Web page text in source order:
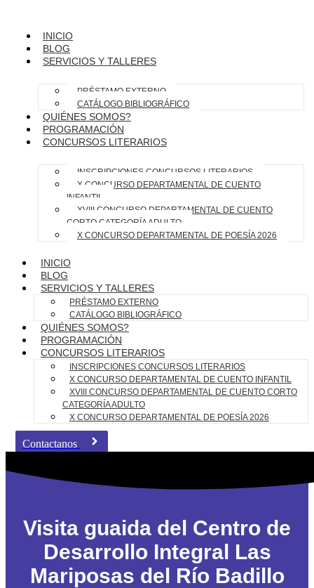
INICIO
BLOG
SERVICIOS Y TALLERES
PRÉSTAMO EXTERNO
CATÁLOGO BIBLIOGRÁFICO
QUIÉNES SOMOS?
PROGRAMACIÓN
CONCURSOS LITERARIOS
INSCRIPCIONES CONCURSOS LITERARIOS
X CONCURSO DEPARTAMENTAL DE CUENTO
INFANTIL
XVIII CONCURSO DEPARTAMENTAL DE CUENTO
CORTO CATEGORÍA ADULTO
X CONCURSO DEPARTAMENTAL DE POESÍA 2026
INICIO
BLOG
SERVICIOS Y TALLERES
PRÉSTAMO EXTERNO
CATÁLOGO BIBLIOGRÁFICO
QUIÉNES SOMOS?
PROGRAMACIÓN
CONCURSOS LITERARIOS
INSCRIPCIONES CONCURSOS LITERARIOS
X CONCURSO DEPARTAMENTAL DE CUENTO INFANTIL
XVIII CONCURSO DEPARTAMENTAL DE CUENTO CORTO
CATEGORÍA ADULTO
X CONCURSO DEPARTAMENTAL DE POESÍA 2026
Contactanos
Visita guaida del Centro de
Desarrollo Integral Las
Mariposas del Río Badillo